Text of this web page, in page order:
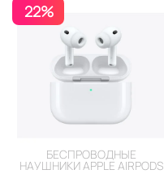
22%
БЕСПРОВОДНЫЕ
НАУШНИКИ APPLE AIRPODS